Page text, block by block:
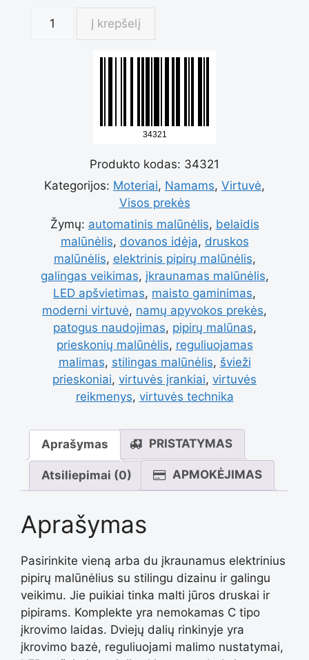
produkto
Įkraunamas
elektrinis
pipirų
malūnėlis
Į krepšelį
Produkto kodas: 34321
Kategorijos: Moteriai, Namams, Virtuvė,
Visos prekės
Žymų: automatinis malūnėlis, belaidis
malūnėlis, dovanos idėja, druskos
malūnėlis, elektrinis pipirų malūnėlis,
galingas veikimas, įkraunamas malūnėlis,
LED apšvietimas, maisto gaminimas,
moderni virtuvė, namų apyvokos prekės,
patogus naudojimas, pipirų malūnas,
prieskonių malūnėlis, reguliuojamas
malimas, stilingas malūnėlis, švieži
prieskoniai, virtuvės įrankiai, virtuvės
reikmenys, virtuvės technika
Aprašymas PRISTATYMAS
Atsiliepimai (0) APMOKĖJIMAS
Aprašymas
Pasirinkite vieną arba du įkraunamus elektrinius
pipirų malūnėlius su stilingu dizainu ir galingu
veikimu. Jie puikiai tinka malti jūros druskai ir
pipirams. Komplekte yra nemokamas C tipo
įkrovimo laidas. Dviejų dalių rinkinyje yra
įkrovimo bazė, reguliuojami malimo nustatymai,